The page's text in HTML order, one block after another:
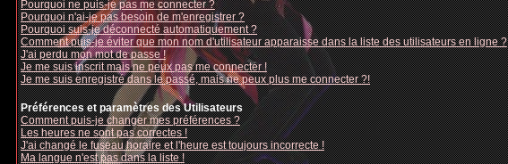
Pourquoi ne puis-je pas me connecter ?
Pourquoi n'ai-je pas besoin de m'enregistrer ?
Pourquoi suis-je déconnecté automatiquement ?
Comment puis-je éviter que mon nom d'utilisateur apparaisse dans la liste des utilisateurs en ligne ?
J'ai perdu mon mot de passe !
Je me suis inscrit mais ne peux pas me connecter !
Je me suis enregistré dans le passé, mais ne peux plus me connecter ?!
Préférences et paramètres des Utilisateurs
Comment puis-je changer mes préférences ?
Les heures ne sont pas correctes !
J'ai changé le fuseau horaire et l'heure est toujours incorrecte !
Ma langue n'est pas dans la liste !